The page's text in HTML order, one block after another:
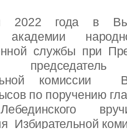
2022 года в
академии
службы при
председатель
комиссии
по поручению
Избирательной